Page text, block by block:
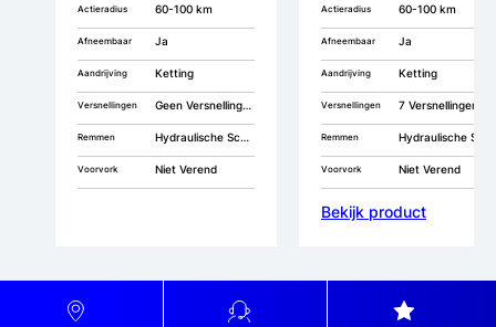
Actieradius 60-100 km
Afneembaar Ja
Aandrijving Ketting
Versnellingen Geen Versnellingen
Remmen Hydraulische Schijfremmen
Voorvork Niet Verend
Actieradius 60-100 km
Afneembaar Ja
Aandrijving Ketting
Versnellingen 7 Versnellingen
Remmen Hydraulische Schijfremmen
Voorvork Niet Verend
Bekijk product